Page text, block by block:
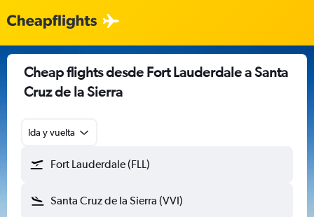
Cheap flights desde Fort Lauderdale a Santa
Cruz de la Sierra
Ida y vuelta
Fort Lauderdale (FLL)
Santa Cruz de la Sierra (VVI)